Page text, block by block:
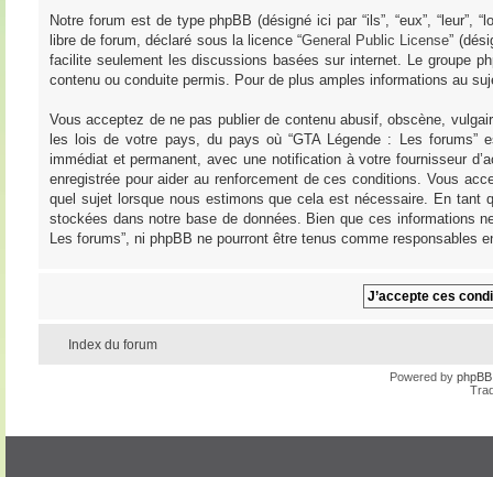
Notre forum est de type phpBB (désigné ici par “ils”, “eux”, “leur”,
libre de forum, déclaré sous la licence “General Public License”
facilite seulement les discussions basées sur internet. Le groupe
contenu ou conduite permis. Pour de plus amples informations au
Vous acceptez de ne pas publier de contenu abusif, obscène,
les lois de votre pays, du pays où “GTA Légende : Les
immédiat et permanent, avec une notification à votre fournisseur
enregistrée pour aider au renforcement de ces conditions. Vous
quel sujet lorsque nous estimons que cela est nécessaire. En tant
stockées dans notre base de données. Bien que ces informations
Les forums”, ni phpBB ne pourront être tenus comme
Index du forum
Powered by phpBB